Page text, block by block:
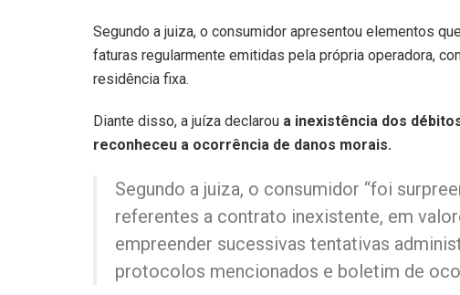
Segundo a juiza, o consumidor apresentou elementos
faturas regularmente emitidas pela própria operadora,
residência fixa.
Diante disso, a juíza declarou a inexistência dos
reconheceu a ocorrência de danos morais.
Segundo a juiza, o consumidor “foi
referentes a contrato inexistente, em
empreender sucessivas tentativas
protocolos mencionados e boletim de